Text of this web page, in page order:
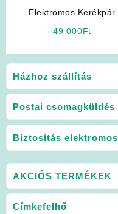
Házhoz szállítás
Postai csomagküldés
Biztosítás
Elektromos Kerékpár
49 000Ft
AKCIÓS TERMÉKEK
Címkefelhő